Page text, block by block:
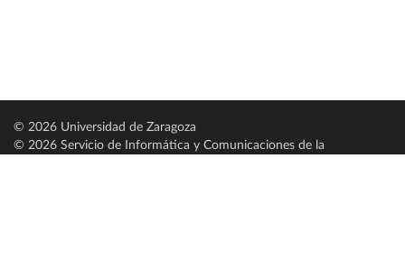
© 2026 Universidad de Zaragoza
© 2026 Servicio de Informática y Comunicaciones de la